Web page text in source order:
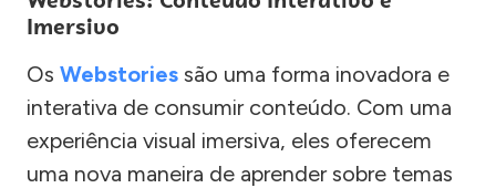
Imersivo
Os Webstories são uma forma inovadora e
interativa de consumir conteúdo. Com uma
experiência visual imersiva, eles oferecem
uma nova maneira de aprender sobre temas